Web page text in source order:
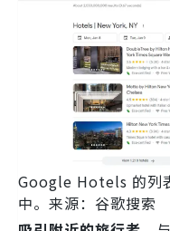
Google Hotels 的列
中。来源：谷歌搜索